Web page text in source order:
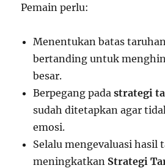
Pemain perlu:
Menentukan batas
bertanding untuk
besar.
Berpegang padastrategi
sudah ditetapkan agar
emosi.
Selalu mengevaluasi hasil
meningkatkan Strategi